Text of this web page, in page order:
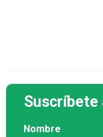
Nombre